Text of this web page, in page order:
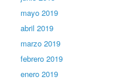
mayo 2019
abril 2019
marzo 2019
febrero 2019
enero 2019